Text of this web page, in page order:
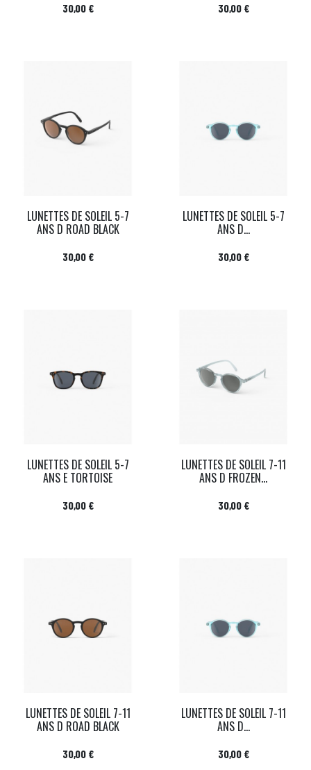
Prix
30,00 € Prix
30,00 €
LUNETTES DE SOLEIL 5-7
ANS D ROAD BLACK
Prix
30,00 €
LUNETTES DE SOLEIL 5-7
ANS D...
Prix
30,00 €
LUNETTES DE SOLEIL 5-7
ANS E TORTOISE
Prix
30,00 €
LUNETTES DE SOLEIL 7-11
ANS D FROZEN...
Prix
30,00 €
LUNETTES DE SOLEIL 7-11
ANS D ROAD BLACK
Prix
30,00 €
LUNETTES DE SOLEIL 7-11
ANS D...
Prix
30,00 €